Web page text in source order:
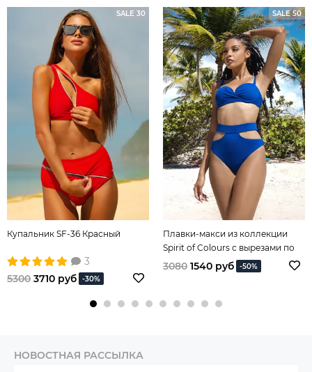
SALE 30
Купальник SF-36 Красный
3
5300 3710 руб -30%
SALE 50
Плавки-макси из коллекции
Spirit of Colours с вырезами по
бокам
3080 1540 руб -50%
НОВОСТНАЯ РАССЫЛКА